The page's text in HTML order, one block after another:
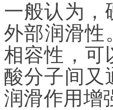
一般认为，
外部润滑性
相容性，可
酸分子间又
润滑作用增